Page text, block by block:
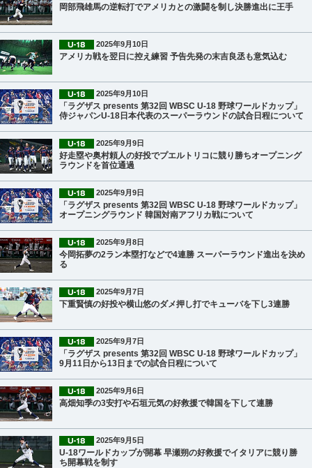
岡部飛雄馬の逆転打でアメリカとの激闘を制し決勝進出に王手
2025年9月10日
アメリカ戦を翌日に控え練習 予告先発の末吉良丞も意気込む
2025年9月10日
「ラグザス presents 第32回 WBSC U-18 野球ワールドカップ」
侍ジャパンU-18日本代表のスーパーラウンドの試合日程について
2025年9月9日
好走塁や奥村頼人の好投でプエルトリコに競り勝ちオープニング
ラウンドを首位通過
2025年9月9日
「ラグザス presents 第32回 WBSC U-18 野球ワールドカップ」
オープニングラウンド 韓国対南アフリカ戦について
2025年9月8日
今岡拓夢の2ラン本塁打などで4連勝 スーパーラウンド進出を決め
る
2025年9月7日
下重賢慎の好投や横山悠のダメ押し打でキューバを下し3連勝
2025年9月7日
「ラグザス presents 第32回 WBSC U-18 野球ワールドカップ」
9月11日から13日までの試合日程について
2025年9月6日
高畑知季の3安打や石垣元気の好救援で韓国を下して連勝
2025年9月5日
U-18ワールドカップが開幕 早瀬朔の好救援でイタリアに競り勝
ち開幕戦を制す